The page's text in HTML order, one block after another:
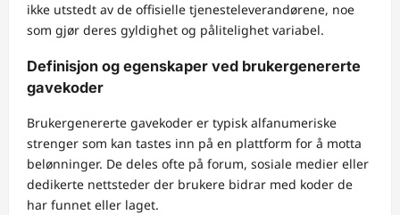
ikke utstedt av de offisielle tjenesteleverandørene, noe
som gjør deres gyldighet og pålitelighet variabel.
Definisjon og egenskaper ved brukergenererte
gavekoder
Brukergenererte gavekoder er typisk alfanumeriske
strenger som kan tastes inn på en plattform for å motta
belønninger. De deles ofte på forum, sosiale medier eller
dedikerte nettsteder der brukere bidrar med koder de
har funnet eller laget.